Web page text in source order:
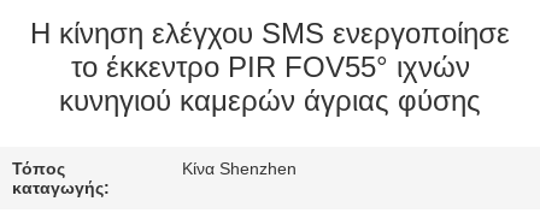
ΕΠΙΣΚΕΨΉ
ΕΡΓΟΣΤΑΣΊΟΥ
ΈΛΕΓΧΟΣ
Η κίνηση ελέγχου SMS ενεργοποίησε
το έκκεντρο PIR FOV55° ιχνών
κυνηγιού καμερών άγριας φύσης
Τόπος
καταγωγής:
Κίνα Shenzhen